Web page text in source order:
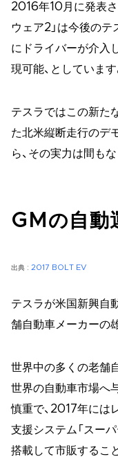
2016年10月に発表さ
ウェア2」は今後の
にドライバーが介入
現可能、としています
テスラではこの新た
た北米縦断走行のデ
ら、その実力は間も
GMの自動
出典 : 2017 BOLT EV
テスラが米国新興自
舗自動車メーカーの
世界中の多くの老舗
世界の自動車市場へ
慎重で、2017年には
支援システム「スー
搭載して市販するこ